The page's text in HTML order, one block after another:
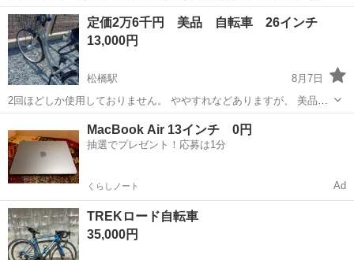
60cm 対象年齢6歳 小キズあり ご理解ある方宜しくお願いします。
熊本 菊池郡 自転車 ヘルメット
定価2万6千円 美品 自転車 26インチ
13,000円
松橋駅
8月7日
2回ほどしか使用しておりません。 ややすれなどありますが、 美品で
す。
26インチ
MacBook Air 13インチ 0円
抽選でプレゼント！応募は1分
くらしノート Ad
TREKロード自転車
35,000円